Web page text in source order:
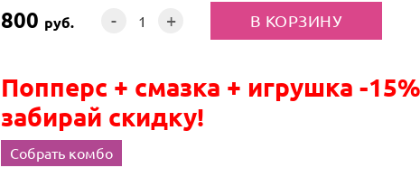
800 руб. - +
Попперс + смазка + игрушка -
забирай скидку!
Собрать комбо